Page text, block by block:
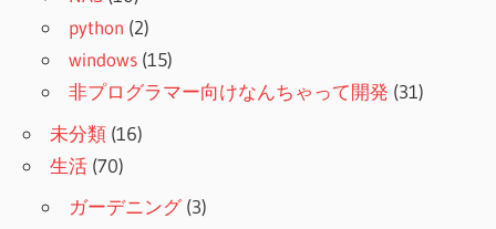
python (2)
windows (15)
非プログラマー向けなんちゃって開発 (31)
未分類 (16)
生活 (70)
ガーデニング(3)